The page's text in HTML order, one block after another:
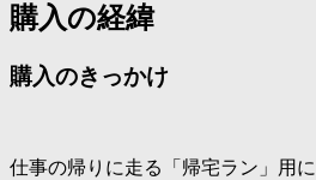
購入の経緯
購入のきっかけ
仕事の帰りに走る「帰宅ラン」用